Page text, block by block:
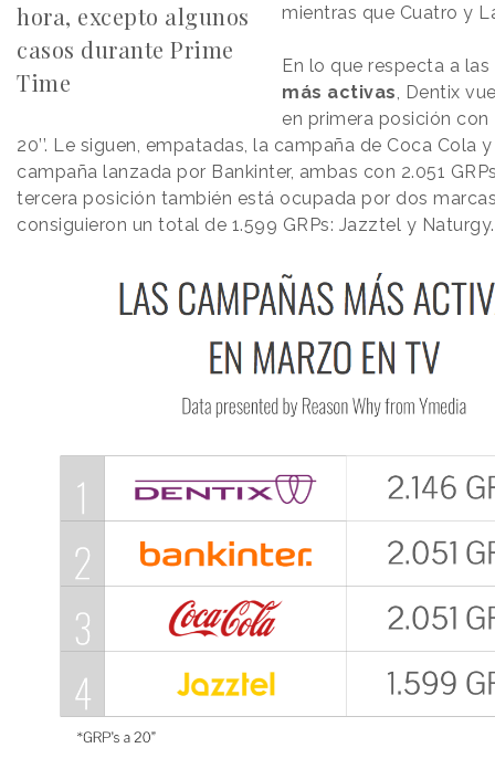
hora, excepto algunos
casos durante Prime
Time
mientras que Cuatro y
En lo que respecta a las
más activas, Dentix
en primera posición con
20’’. Le siguen, empatadas, la campaña de Coca Cola
campaña lanzada por Bankinter, ambas con 2.051 GRPs
tercera posición también está ocupada por dos
consiguieron un total de 1.599 GRPs: Jazztel y Naturgy.